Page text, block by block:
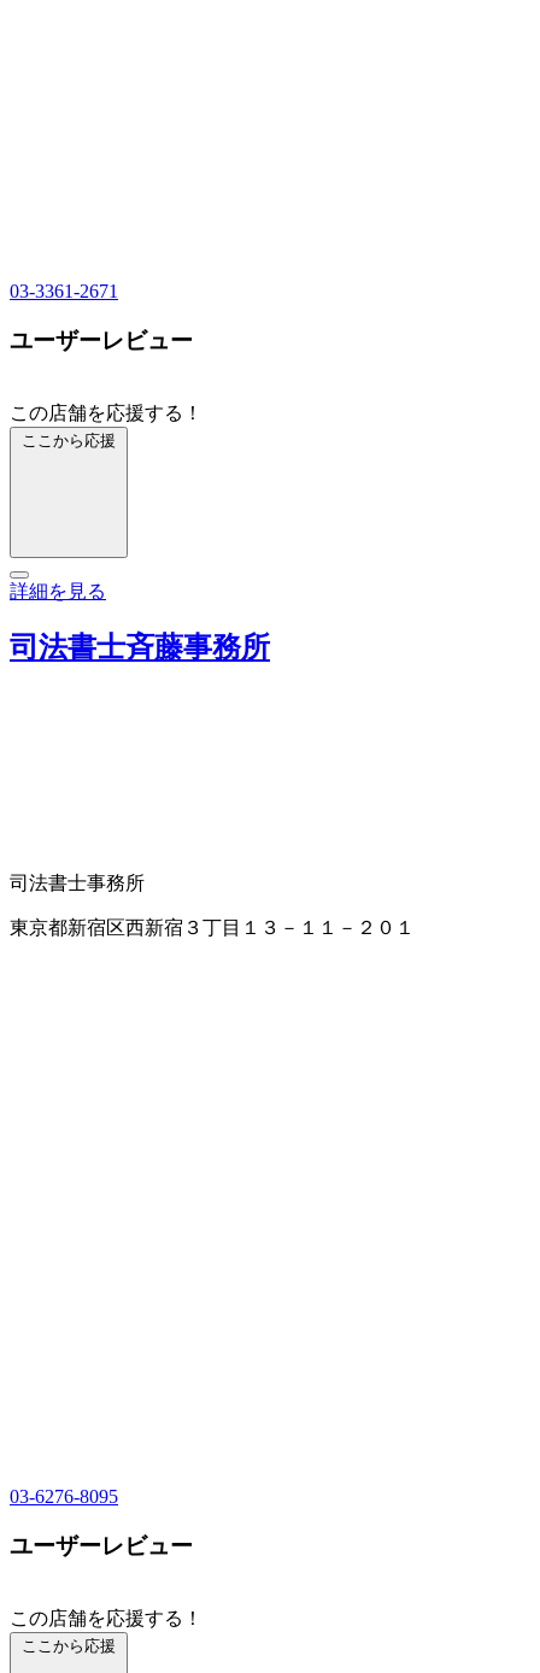
03-3361-2671
ユーザーレビュー
この店舗を応援する！
ここから応援
詳細を見る
司法書士斉藤事務所
司法書士事務所
東京都新宿区西新宿３丁目１３－１１－２０１
03-6276-8095
ユーザーレビュー
この店舗を応援する！
ここから応援